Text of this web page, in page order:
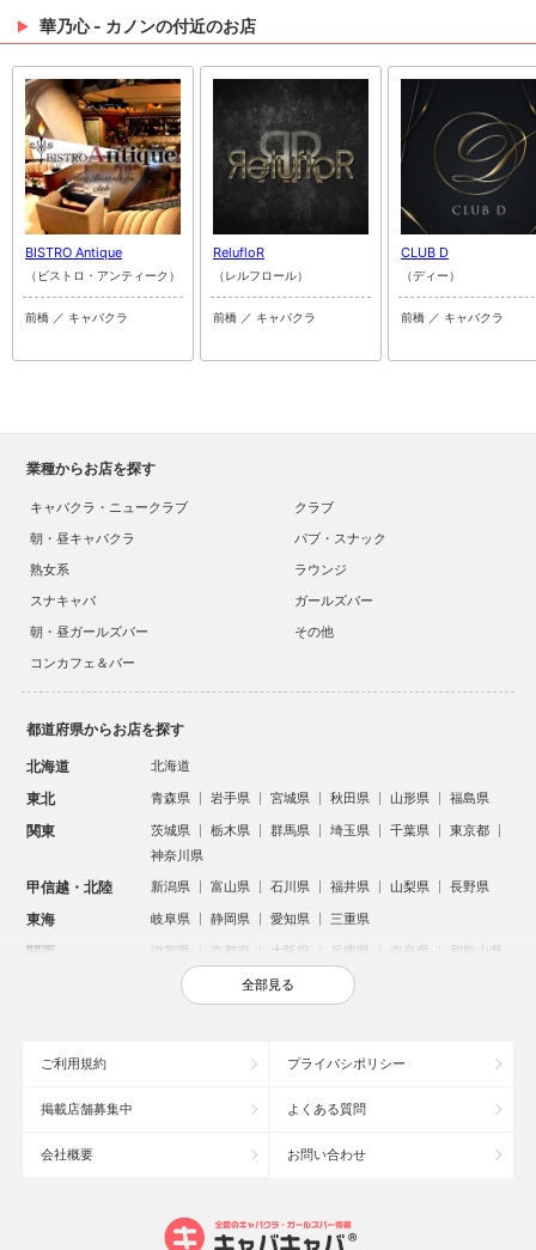
華乃心 - カノンの付近のお店
BISTRO Antique
（ビストロ・アンティーク）
前橋 ／ キャバクラ
RelufloR
（レルフロール）
前橋 ／ キャバクラ
CLUB D
（ディー）
前橋 ／ キャバクラ
業種からお店を探す
キャバクラ・ニュークラブ
クラブ
朝・昼キャバクラ
パブ・スナック
熟女系
ラウンジ
スナキャバ
ガールズバー
朝・昼ガールズバー
その他
コンカフェ＆バー
都道府県からお店を探す
北海道 北海道
東北 青森県 岩手県 宮城県 秋田県 山形県 福島県
関東 茨城県 栃木県 群馬県 埼玉県 千葉県
東京都
神奈川県
甲信越・北陸 新潟県 富山県 石川県 福井県 山梨県 長野県
東海 岐阜県 静岡県 愛知県 三重県
関西 滋賀県 京都府 大阪府 兵庫県 奈良県 和歌山県
鳥取県 島根県 岡山県 広島県
沖縄県
大宮のキャバクラ 新潟市のキャバクラ
全部見る
ご利用規約 プライバシポリシー
掲載店舗募集中 よくある質問
会社概要 お問い合わせ